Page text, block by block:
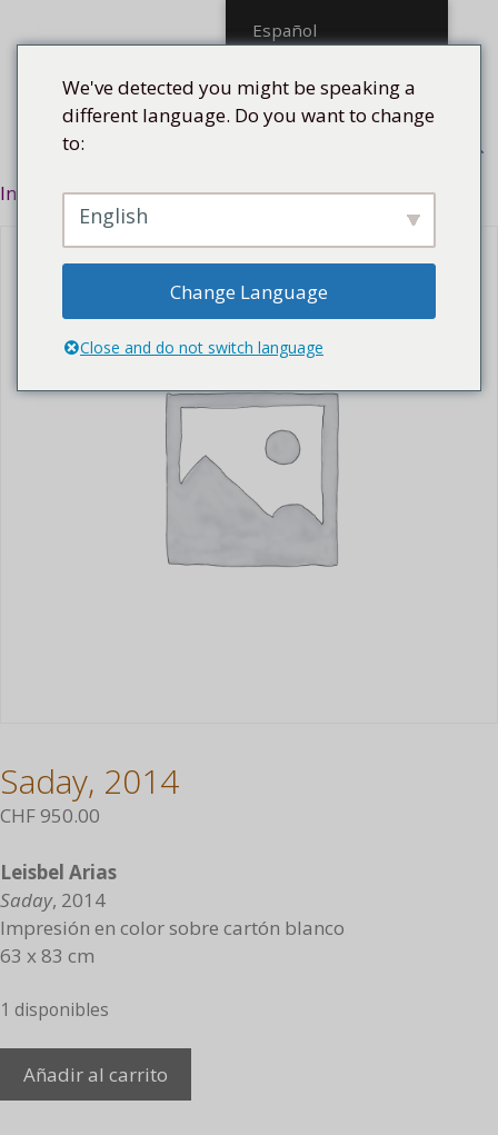
al
Menú
Inicio /Asunto/Afrocubano/ Saday, 2014
Saday, 2014
CHF950.00
Leisbel Arias
Saday, 2014
Impresión en color sobre cartón blanco
63 x 83 cm
1 disponibles
cantidad
Añadir al carrito
Español
We've detected you might be speaking a
different language. Do you want to change
to:
English
Change Language
Close and do not switch language